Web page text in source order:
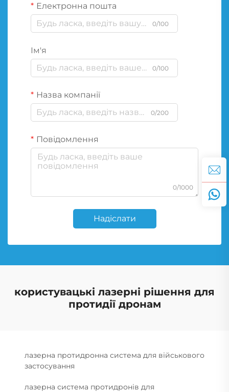
Електронна пошта
0/100
Ім'я
0/100
Назва компанії
0/200
Повідомлення
0/1000
Надіслати
користувацькі лазерні рішення для
протидії дронам
лазерна протидронна система для військового
застосування
лазерна система протидронів для